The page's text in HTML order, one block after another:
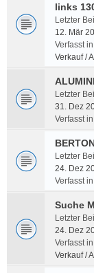
links
Letzter
12. Mär
Verfasst in
Verkauf /
Letzter
31. Dez
Verfasst in
Letzter
24. Dez
Verfasst in
Suche
Letzter
24. Dez
Verfasst in
Verkauf /